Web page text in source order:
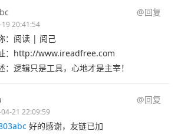
@回复
20:41:54
：阅读 | 阅己
：http://www.ireadfree.com
：逻辑只是工具，心地才是主宰！
@回复
21 22:09:59
好的感谢，友链已加